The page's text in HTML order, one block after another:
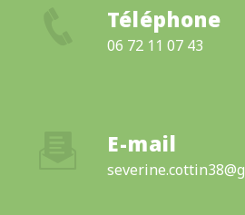
Téléphone
06 72 11 07 43
E-mail